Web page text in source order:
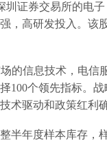
证券交易所的电
，高研发投入。该
的信息技术，电
100个领先指标。
术驱动和政策红利
半年度样本库存，